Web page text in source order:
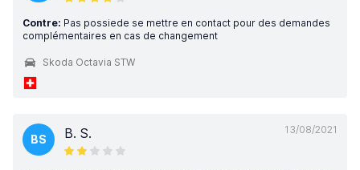
Contre: Pas possiede se mettre en contact pour des demandes
complémentaires en cas de changement
Skoda Octavia STW
13/08/2021
BS B. S.